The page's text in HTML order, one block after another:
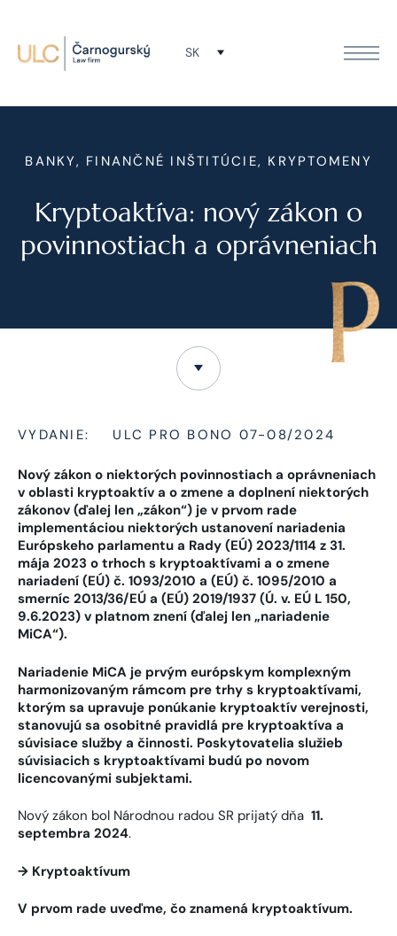
SK
BANKY, FINANČNÉ INŠTITÚCIE, KRYPTOMENY
Kryptoaktíva: nový zákon o
povinnostiach a oprávneniach
VYDANIE: ULC PRO BONO 07-08/2024
Nový zákon o niektorých povinnostiach a oprávneniach
v oblasti kryptoaktív a o zmene a doplnení niektorých
zákonov (ďalej len „zákon“) je v prvom rade
implementáciou niektorých ustanovení nariadenia
Európskeho parlamentu a Rady (EÚ) 2023/1114 z 31.
mája 2023 o trhoch s kryptoaktívami a o zmene
nariadení (EÚ) č. 1093/2010 a (EÚ) č. 1095/2010 a
smerníc 2013/36/EÚ a (EÚ) 2019/1937 (Ú. v. EÚ L 150,
9.6.2023) v platnom znení (ďalej len „nariadenie
MiCA“).
Nariadenie MiCA je prvým európskym komplexným
harmonizovaným rámcom pre trhy s kryptoaktívami,
ktorým sa upravuje ponúkanie kryptoaktív verejnosti,
stanovujú sa osobitné pravidlá pre kryptoaktíva a
súvisiace služby a činnosti. Poskytovatelia služieb
súvisiacich s kryptoaktívami budú po novom
licencovanými subjektami.
Nový zákon bol Národnou radou SR prijatý dňa 11.
septembra 2024.
→ Kryptoaktívum
V prvom rade uveďme, čo znamená kryptoaktívum.